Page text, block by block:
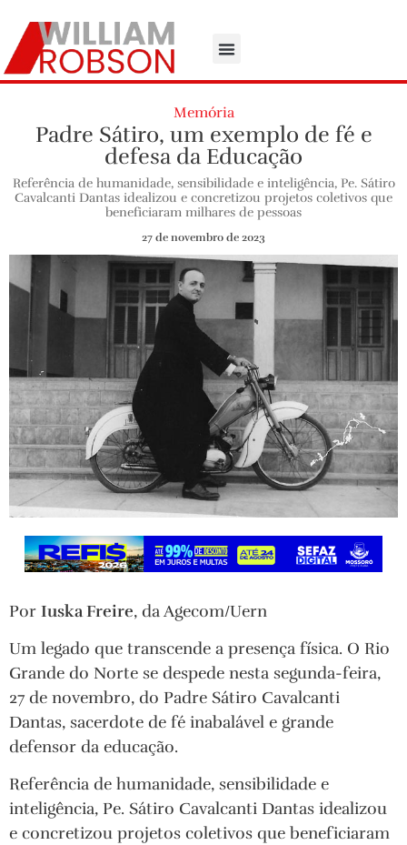
Memória
Padre Sátiro, um exemplo de fé e
defesa da Educação
Referência de humanidade, sensibilidade e inteligência, Pe. Sátiro
Cavalcanti Dantas idealizou e concretizou projetos coletivos que
beneficiaram milhares de pessoas
27 de novembro de 2023
Por Iuska Freire, da Agecom/Uern
Um legado que transcende a presença física. O Rio
Grande do Norte se despede nesta segunda-feira,
27 de novembro, do Padre Sátiro Cavalcanti
Dantas, sacerdote de fé inabalável e grande
defensor da educação.
Referência de humanidade, sensibilidade e
inteligência, Pe. Sátiro Cavalcanti Dantas idealizou
e concretizou projetos coletivos que beneficiaram